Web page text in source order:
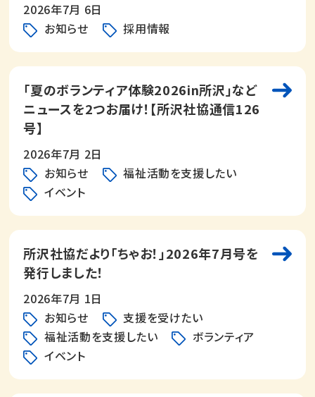
2026年7月 6日
お知らせ
採用情報
「夏のボランティア体験2026in所沢」など
ニュースを2つお届け！【所沢社協通信126
号】
2026年7月 2日
お知らせ
福祉活動を支援したい
イベント
所沢社協だより「ちゃお！」2026年7月号を
発行しました！
2026年7月 1日
お知らせ
支援を受けたい
福祉活動を支援したい
ボランティア
イベント